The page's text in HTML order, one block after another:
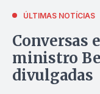
ÚLTIMAS NOTÍCIAS
Conversas
ministro
divulgadas